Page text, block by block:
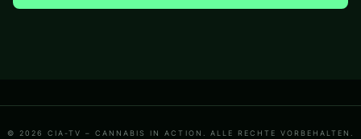
© 2026 CIA-TV – CANNABIS IN ACTION. ALLE RECHTE VORBEHALTEN.